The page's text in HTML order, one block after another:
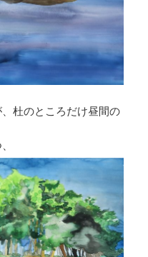
杜のところだけ昼間の